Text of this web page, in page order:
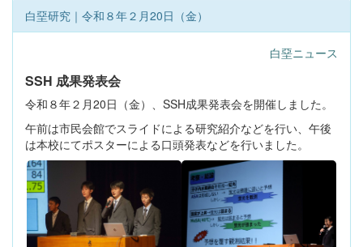
白堊研究｜令和８年２月20日（金）
白堊ニュース
SSH 成果発表会
令和８年２月20日（金）、SSH成果発表会を開催しました。
午前は市民会館でスライドによる研究紹介などを行い、午後
は本校にてポスターによる口頭発表などを行いました。